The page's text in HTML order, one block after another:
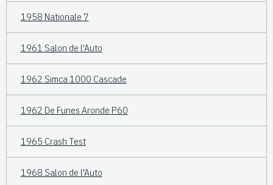
1958 Nationale 7
1961 Salon de l'Auto
1962 Simca 1000 Cascade
1962 De Funes Aronde P60
1965 Crash Test
1968 Salon de l'Auto